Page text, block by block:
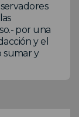
por una
y el
sumar y